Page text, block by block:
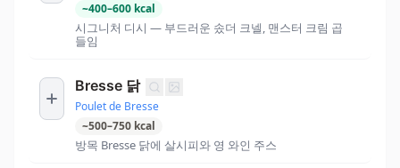
~400–600 kcal
시그니처 디시 — 부드러운 솠더 크넬, 맨스터 크림 곱
들임
Bresse 닭
Poulet de Bresse
~500–750 kcal
방목 Bresse 닭에 살시피와 영 와인 주스